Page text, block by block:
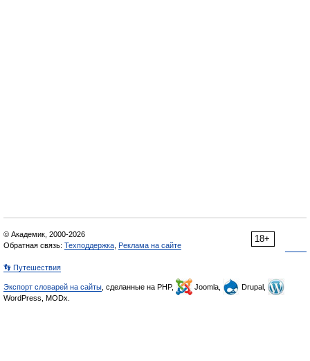
18+
© Академик, 2000-2026
Обратная связь: Техподдержка Реклама на сайте
👣 Путешествия
Экспорт словарей на сайты , сделанные на PHP, Joomla,
Drupal,
WordPress, MODx.